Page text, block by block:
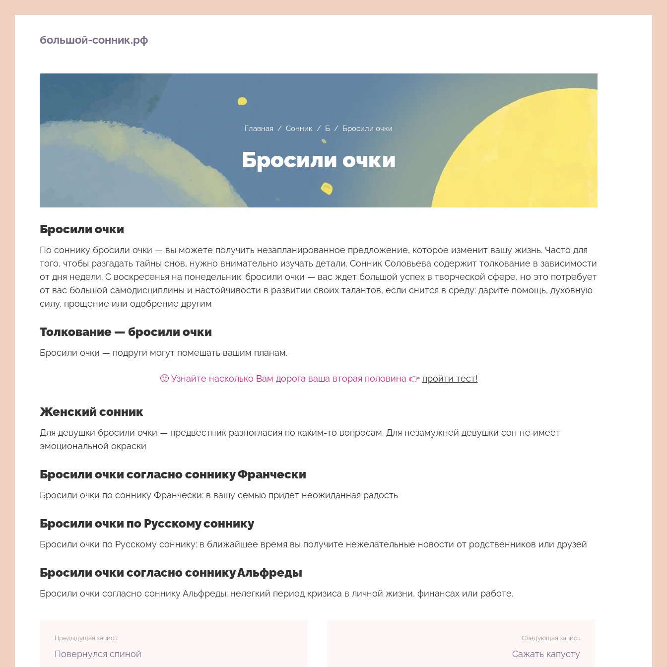
большой-сонник.рф
Главная / Сонник / Б / Бросили очки
Бросили очки
Бросили очки
По соннику бросили очки — вы можете получить незапланированное предложение, которое изменит вашу жизнь. Часто для
того, чтобы разгадать тайны снов, нужно внимательно изучать детали. Сонник Соловьева содержит толкование в зависимости
от дня недели. С воскресенья на понедельник: бросили очки — вас ждет большой успех в творческой сфере, но это потребует
от вас большой самодисциплины и настойчивости в развитии своих талантов, если снится в среду: дарите помощь, духовную
силу, прощение или одобрение другим
Толкование — бросили очки
Бросили очки — подруги могут помешать вашим планам.
🙂 Узнайте насколько Вам дорога ваша вторая половина 👉 пройти тест!
Женский сонник
Для девушки бросили очки — предвестник разногласия по каким-то вопросам. Для незамужней девушки сон не имеет
эмоциональной окраски
Бросили очки согласно соннику Франчески
Бросили очки по соннику Франчески: в вашу семью придет неожиданная радость
Бросили очки по Русскому соннику
Бросили очки по Русскому соннику: в ближайшее время вы получите нежелательные новости от родственников или друзей
Бросили очки согласно соннику Альфреды
Бросили очки согласно соннику Альфреды: нелегкий период кризиса в личной жизни, финансах или работе.
Предыдущая запись
Повернулся спиной
Следующая запись
Сажать капусту